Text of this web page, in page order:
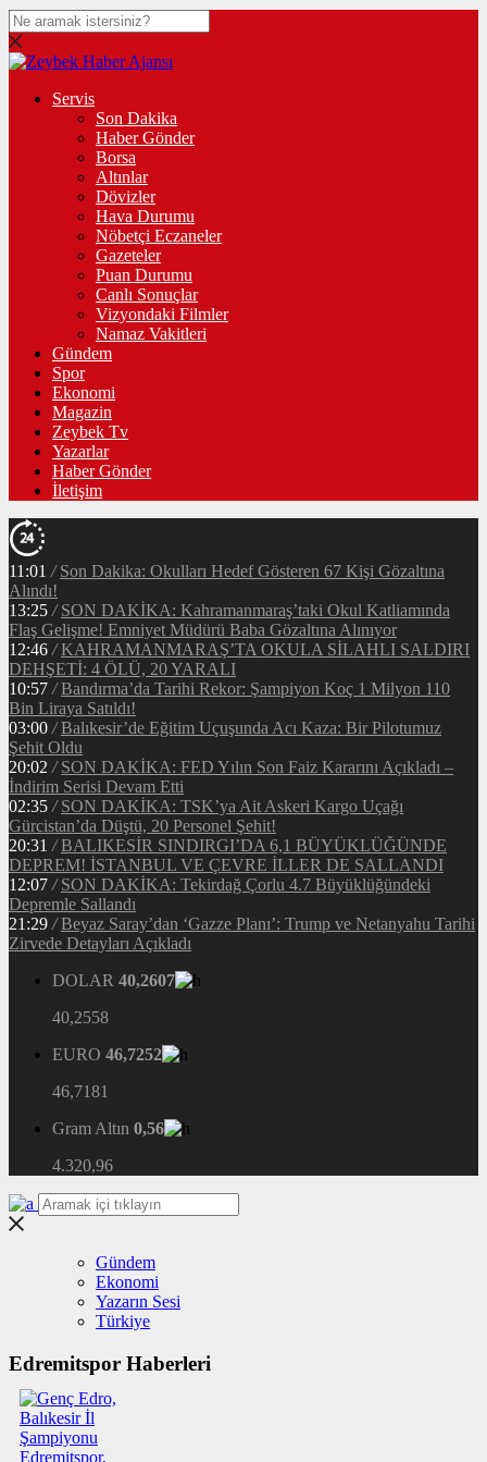
Servis
Son Dakika
Haber Gönder
Borsa
Altınlar
Dövizler
Hava Durumu
Nöbetçi Eczaneler
Gazeteler
Puan Durumu
Canlı Sonuçlar
Vizyondaki Filmler
Namaz Vakitleri
Gündem
Spor
Ekonomi
Magazin
Zeybek Tv
Yazarlar
Haber Gönder
İletişim
11:01 / Son Dakika: Okulları Hedef Gösteren 67 Kişi Gözaltına
Alındı!
13:25 / SON DAKİKA: Kahramanmaraş’taki Okul Katliamında
Flaş Gelişme! Emniyet Müdürü Baba Gözaltına Alınıyor
12:46 / KAHRAMANMARAŞ’TA OKULA SİLAHLI SALDIRI
DEHŞETİ: 4 ÖLÜ, 20 YARALI
10:57 / Bandırma’da Tarihi Rekor: Şampiyon Koç 1 Milyon 110
Bin Liraya Satıldı!
03:00 / Balıkesir’de Eğitim Uçuşunda Acı Kaza: Bir Pilotumuz
Şehit Oldu
20:02 / SON DAKİKA: FED Yılın Son Faiz Kararını Açıkladı –
İndirim Serisi Devam Etti
02:35 / SON DAKİKA: TSK’ya Ait Askeri Kargo Uçağı
Gürcistan’da Düştü, 20 Personel Şehit!
20:31 / BALIKESİR SINDIRGI’DA 6,1 BÜYÜKLÜĞÜNDE
DEPREM! İSTANBUL VE ÇEVRE İLLER DE SALLANDI
12:07 / SON DAKİKA: Tekirdağ Çorlu 4.7 Büyüklüğündeki
Depremle Sallandı
21:29 / Beyaz Saray’dan ‘Gazze Planı’: Trump ve Netanyahu Tarihi
Zirvede Detayları Açıkladı
DOLAR 40,2607
40,2558
EURO 46,7252
46,7181
Gram Altın 0,56
4.320,96
Gündem
Ekonomi
Yazarın Sesi
Türkiye
Edremitspor Haberleri